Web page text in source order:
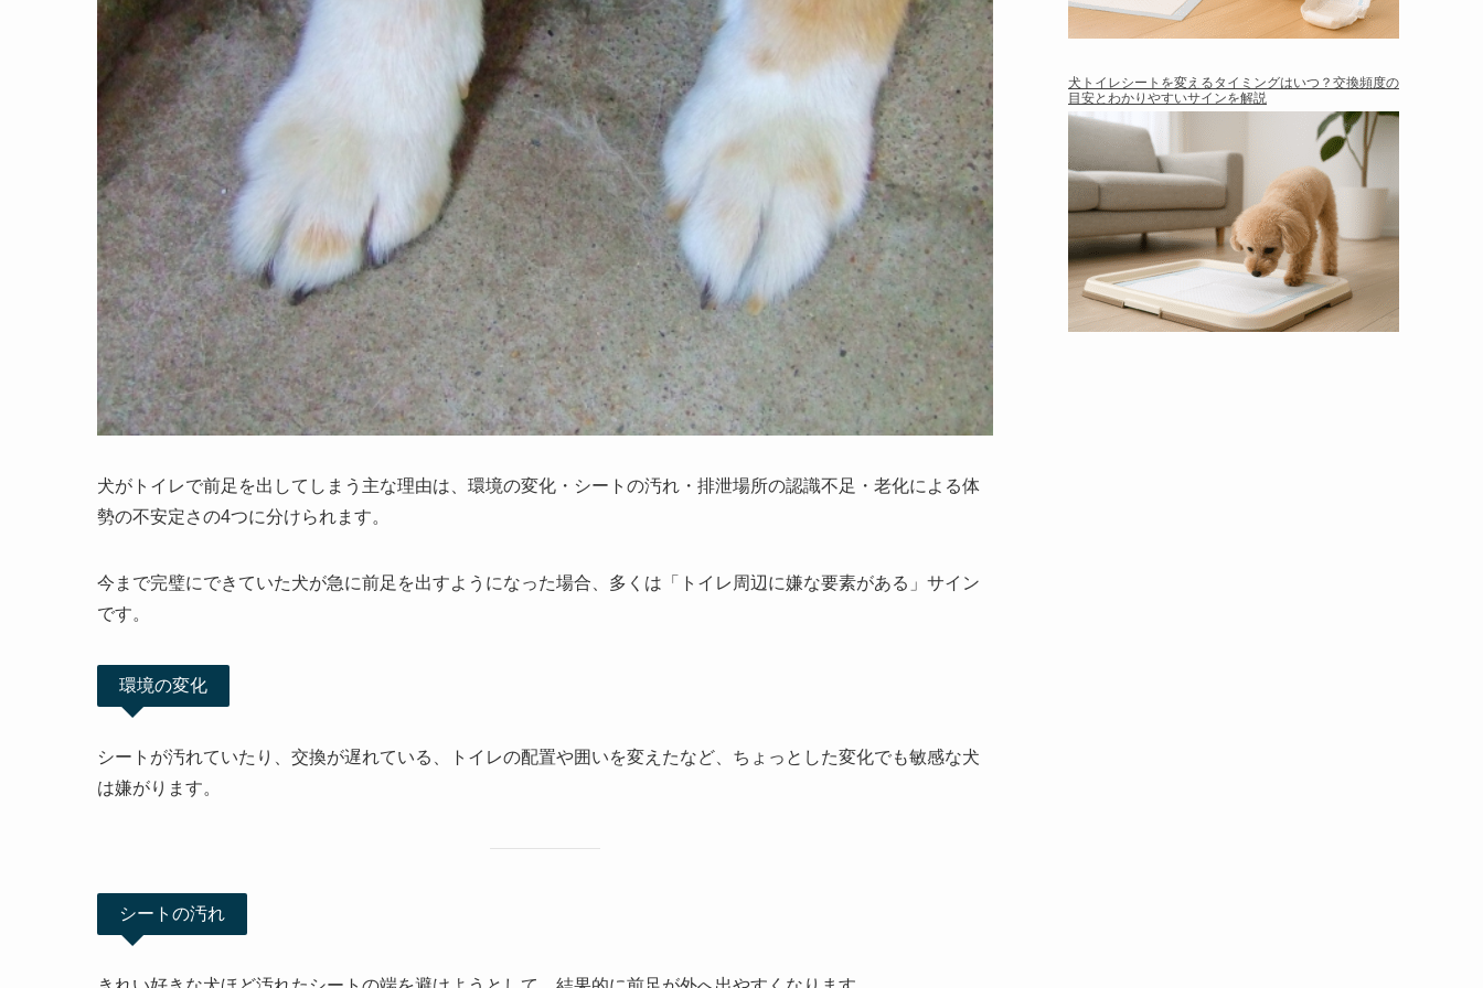
犬がトイレで前足を出してしまう主な理由は、環境の変化・シートの汚れ・排泄場所の認識不足・老化による体
勢の不安定さの4つに分けられます。
今まで完璧にできていた犬が急に前足を出すようになった場合、多くは「トイレ周辺に嫌な要素がある」サイン
です。
環境の変化
シートが汚れていたり、交換が遅れている、トイレの配置や囲いを変えたなど、ちょっとした変化でも敏感な犬
は嫌がります。
シートの汚れ
犬トイレシートを変えるタイミングはいつ？交換頻度の
目安とわかりやすいサインを解説